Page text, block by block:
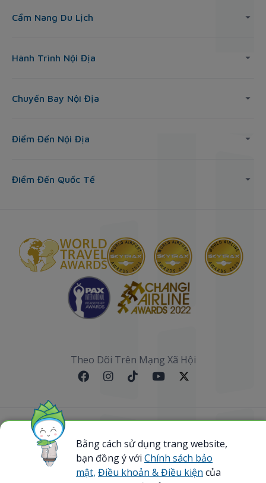
Cẩm Nang Du Lịch
Hành Trình Nội Địa
Chuyến Bay Nội Địa
Điểm Đến Nội Địa
Điểm Đến Quốc Tế
Theo Dõi Trên Mạng Xã Hội
Sơ đồ website
@ 2023 Bamboo Airways Copyright. All Rights
Reserved.
Bằng cách sử dụng trang website,
bạn đồng ý với Chính sách bảo
mật, Điều khoản & Điều kiện của